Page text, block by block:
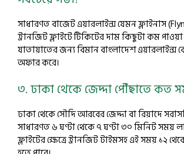
সাধারণত বাজেট এয়ারলাইন্স যেমন ফ্লাইনাস
ট্রানজিট ফ্লাইটে টিকিটের দাম কিছুটা কম
যাতায়াতের জন্য বিমান বাংলাদেশ এয়ারলাইন্স
অফার করে।
৩. ঢাকা থেকে জেদ্দা পৌঁছাতে কত
ঢাকা থেকে সৌদি আরবের জেদ্দা বা রিয়াদে
সাধারণত ৬ ঘণ্টা থেকে ৭ ঘণ্টা ৩০ মিনিট সময়
ফ্লাইটের ক্ষেত্রে ট্রানজিট টাইমসহ এই সময় ১২